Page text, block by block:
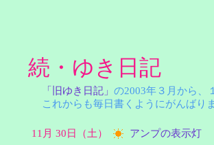
続・ゆき日記
「旧ゆき日記」 の2003年３月から
これからも毎日書くようにがんばり
11月 30日（土）
アンプの表示灯